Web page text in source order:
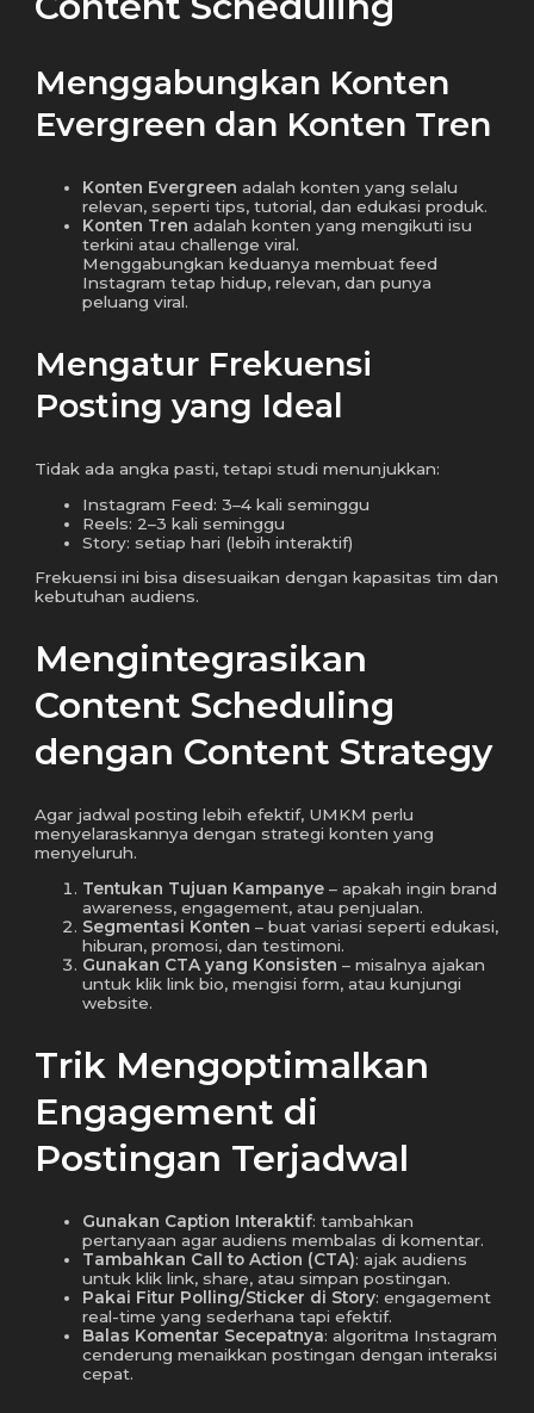
Menggabungkan Konten
Evergreen dan Konten Tren
Konten Evergreen adalah konten yang selalu
relevan, seperti tips, tutorial, dan edukasi produk.
Konten Tren adalah konten yang mengikuti isu
terkini atau challenge viral.
Menggabungkan keduanya membuat feed
Instagram tetap hidup, relevan, dan punya
peluang viral.
Mengatur Frekuensi
Posting yang Ideal
Tidak ada angka pasti, tetapi studi menunjukkan:
Instagram Feed: 3–4 kali seminggu
Reels: 2–3 kali seminggu
Story: setiap hari (lebih interaktif)
Frekuensi ini bisa disesuaikan dengan kapasitas tim dan
kebutuhan audiens.
Mengintegrasikan
Content Scheduling
dengan Content Strategy
Agar jadwal posting lebih efektif, UMKM perlu
menyelaraskannya dengan strategi konten yang
menyeluruh.
Tentukan Tujuan Kampanye – apakah ingin brand
awareness, engagement, atau penjualan.
Segmentasi Konten – buat variasi seperti edukasi,
hiburan, promosi, dan testimoni.
Gunakan CTA yang Konsisten – misalnya ajakan
untuk klik link bio, mengisi form, atau kunjungi
website.
Trik Mengoptimalkan
Engagement di
Postingan Terjadwal
Gunakan Caption Interaktif: tambahkan
pertanyaan agar audiens membalas di komentar.
Tambahkan Call to Action (CTA): ajak audiens
untuk klik link, share, atau simpan postingan.
Pakai Fitur Polling/Sticker di Story: engagement
real-time yang sederhana tapi efektif.
Balas Komentar Secepatnya: algoritma Instagram
cenderung menaikkan postingan dengan interaksi
cepat.